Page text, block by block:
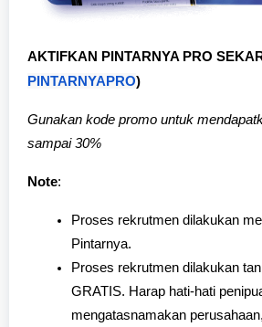
AKTIFKAN PINTARNYA PRO
PINTARNYAPRO)
Gunakan kode promo untuk
sampai 30%
Note:
Proses rekrutmen dilakukan
Pintarnya.
Proses rekrutmen dilakukan
GRATIS. Harap hati-hati
mengatasnamakan